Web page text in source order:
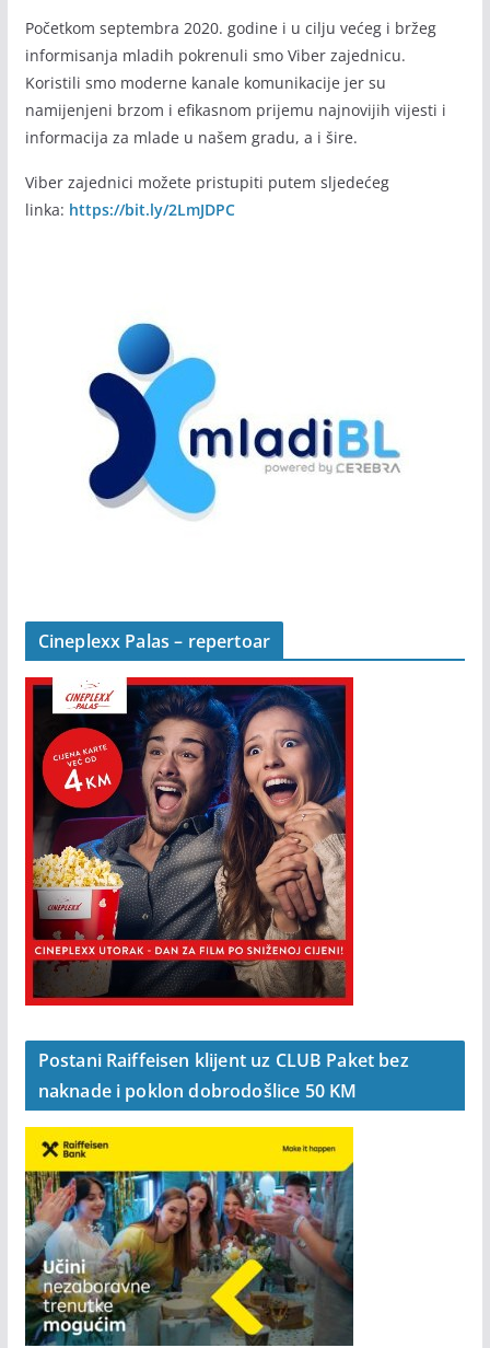
Početkom septembra 2020. godine i u cilju većeg i bržeg
informisanja mladih pokrenuli smo Viber zajednicu.
Koristili smo moderne kanale komunikacije jer su
namijenjeni brzom i efikasnom prijemu najnovijih vijesti i
informacija za mlade u našem gradu, a i šire.
Viber zajednici možete pristupiti putem sljedećeg
linka: https://bit.ly/2LmJDPC
Cineplexx Palas – repertoar
Postani Raiffeisen klijent uz CLUB Paket bez
naknade i poklon dobrodošlice 50 KM